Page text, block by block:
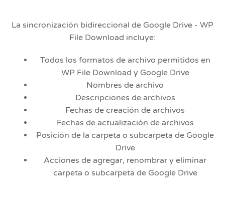
La sincronización bidireccional de Google Drive - WP
File Download incluye:
Todos los formatos de archivo permitidos en
WP File Download y Google Drive
Nombres de archivo
Descripciones de archivos
Fechas de creación de archivos
Fechas de actualización de archivos
Posición de la carpeta o subcarpeta de Google
Drive
Acciones de agregar, renombrar y eliminar
carpeta o subcarpeta de Google Drive